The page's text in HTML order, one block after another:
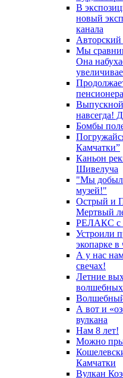
В
новый
канала
Мы
Она
навсегда!
Бомбы
Камчатки”
Каньон
Шивелуча
"Мы
музей!"
Острый и
Мертвый
РЕЛАКС с
Устроили
экопарке
А у нас
свечах!
Летние
А вот и
вулкана
Нам 8 лет!
Можно
Камчатки
Вулкан